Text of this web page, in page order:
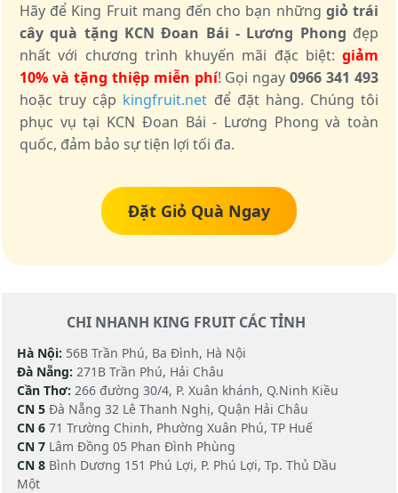
Hãy để King Fruit mang đến cho bạn những giỏ trái
cây quà tặng KCN Đoan Bái - Lương Phong đẹp
nhất với chương trình khuyến mãi đặc biệt: giảm
10% và tặng thiệp miễn phí! Gọi ngay0966 341 493
hoặc truy cập kingfruit.net để đặt hàng. Chúng tôi
phục vụ tại KCN Đoan Bái - Lương Phong và toàn
quốc, đảm bảo sự tiện lợi tối đa.
Đặt Giỏ Quà Ngay
CHI NHANH KING FRUIT CÁC TỈNH
Hà Nội: 56B Trần Phú, Ba Đình, Hà Nội
Đà Nẵng: 271B Trần Phú, Hải Châu
Cần Thơ: 266 đường 30/4, P. Xuân khánh, Q.Ninh Kiều
CN 5 Đà Nẵng 32 Lê Thanh Nghị, Quận Hải Châu
CN 6 71 Trường Chinh, Phường Xuân Phú, TP Huế
CN 7 Lâm Đồng 05 Phan Đình Phùng
CN 8 Bình Dương 151 Phú Lợi, P. Phú Lợi, Tp. Thủ Dầu
Một